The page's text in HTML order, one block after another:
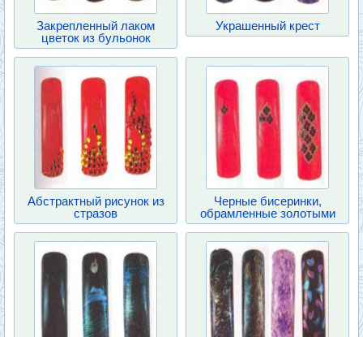
Закрепленный лаком
цветок из бульонок
Украшенный крест
Абстрактный рисунок из
стразов
Черные бисеринки,
обрамленные золотыми